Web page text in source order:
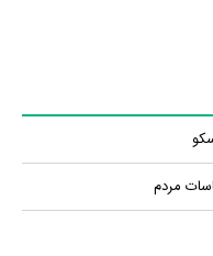
مردم